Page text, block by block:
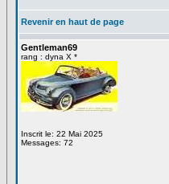
Revenir en haut de page
Gentleman69
rang : dyna X *
Inscrit le: 22 Mai 2025
Messages: 72